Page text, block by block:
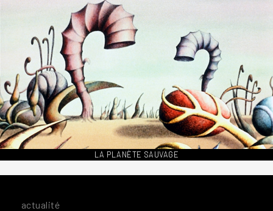
LA PLANÈTE SAUVAGE
actualité